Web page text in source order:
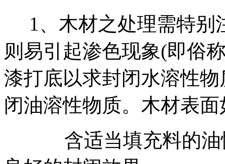
1、木材之处理需特别
则易引起渗色现象(即俗
漆打底以求封闭水溶性
闭油溶性物质。木材表
含适当填充料的油性